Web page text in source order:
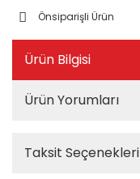
Önsiparişli Ürün
Ürün Bilgisi
Ürün Yorumları
Taksit Seçenekleri